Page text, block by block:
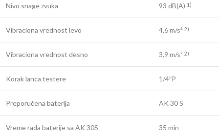
Nivo snage zvuka 93 dB(A) 1)
Vibraciona vrednost levo 4,6 m/s² 2)
Vibraciona vrednost desno 3,9 m/s² 2)
Korak lanca testere 1/4″P
Preporučena baterija AK 30 S
Vreme rada baterije sa AK 30S 35 min